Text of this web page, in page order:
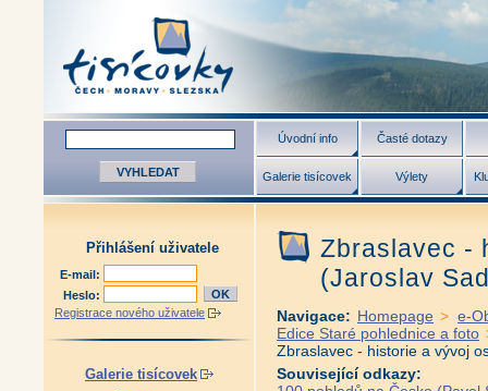
Úvodní info Časté dotazy
Galerie tisícovek Výlety
Přihlášení uživatele
E-mail:
Heslo:
Registrace nového uživatele
Galerie tisícovek
Zbraslavec -
(Jaroslav
Navigace: Homepage > e-
Edice Staré pohlednice a foto
Zbraslavec - historie a vývoj
Související odkazy: